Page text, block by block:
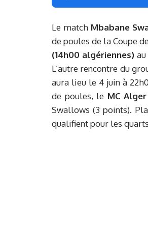
Le match Mbabane
de poules de la Coupe
(14h00 algériennes)
L’autre rencontre du
aura lieu le 4 juin à
de poules, le MC
Swallows (3 points).
qualifient pour les